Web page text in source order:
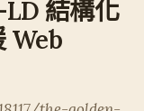
結構化
Web